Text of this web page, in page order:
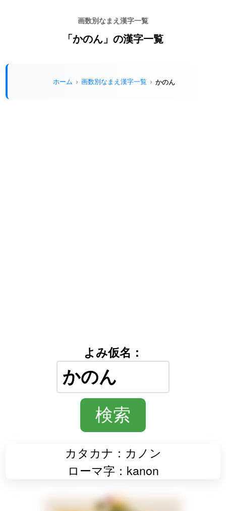
画数別なまえ漢字一覧
「かのん」の漢字一覧
ホーム 画数別なまえ漢字一覧 かのん
よみ仮名：
カタカナ：カノン
ローマ字：kanon